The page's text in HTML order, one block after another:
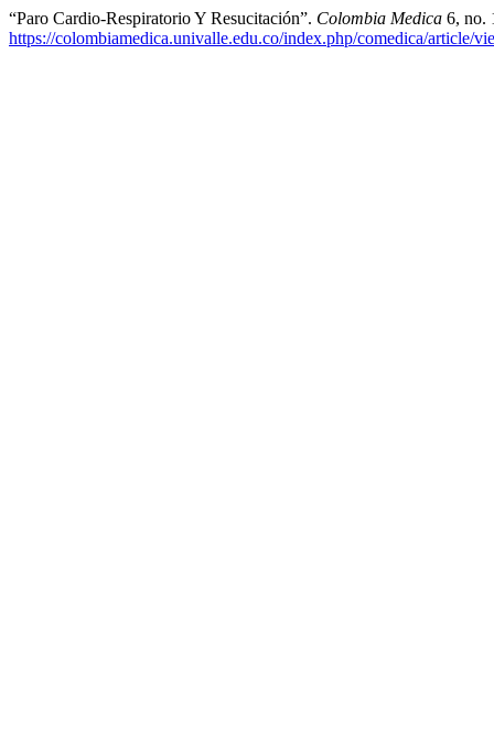
“Paro Cardio-Respiratorio Y Resucitación”. Colombia Medica 6, no.
https://colombiamedica.univalle.edu.co/index.php/comedica/article/